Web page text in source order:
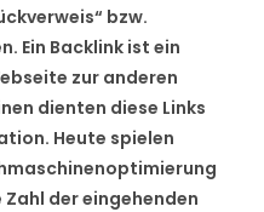
bzw.
Ein Backlink ist ein
zur anderen
dienten diese Links
Heute spielen
der eingehenden